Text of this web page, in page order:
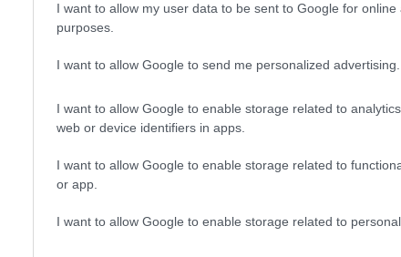
I want to allow my user data to be sent to Google for online
purposes.
I want to allow Google to send me personalized advertising.
I want to allow Google to enable storage related to
web or device identifiers in apps.
I want to allow Google to enable storage related to
or app.
I want to allow Google to enable storage related to